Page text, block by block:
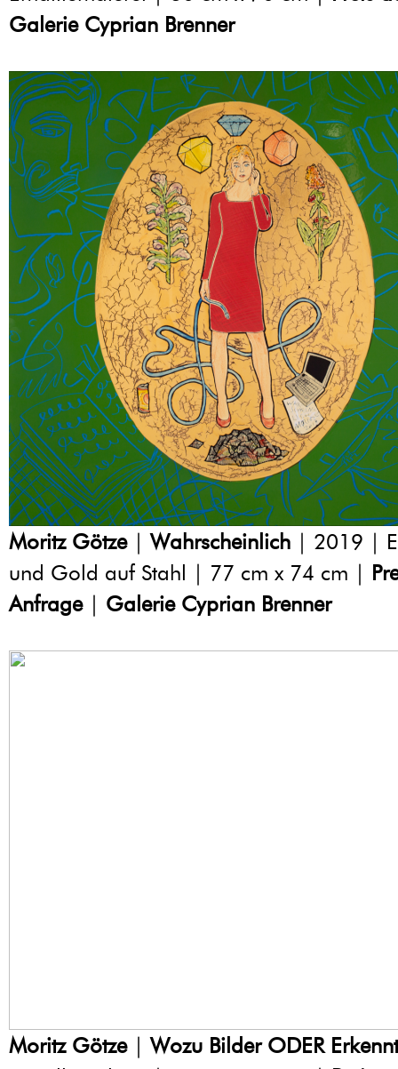
Galerie Cyprian Brenner
Moritz Götze|Wahrscheinlich | 2019 |
und Gold auf Stahl | 77 cm x 74 cm |
Anfrage| Galerie Cyprian Brenner
Moritz Götze|Wozu Bilder ODER